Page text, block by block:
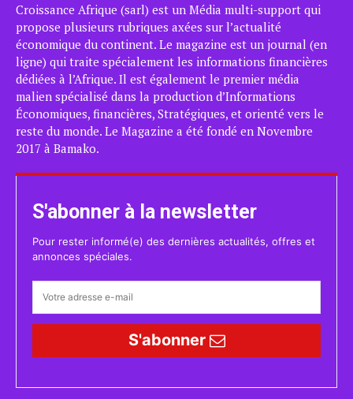
Croissance Afrique (sarl) est un Média multi-support qui
propose plusieurs rubriques axées sur l’actualité
économique du continent. Le magazine est un journal (en
ligne) qui traite spécialement les informations financières
dédiées à l’Afrique. Il est également le premier média
malien spécialisé dans la production d’Informations
Économiques, financières, Stratégiques, et orienté vers le
reste du monde. Le Magazine a été fondé en Novembre
2017 à Bamako.
S'abonner à la newsletter
Pour rester informé(e) des dernières actualités, offres et
annonces spéciales.
S'abonner